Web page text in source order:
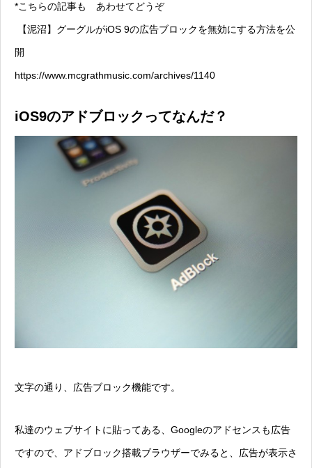
*こちらの記事も あわせてどうぞ
【泥沼】グーグルがiOS 9の広告ブロックを無効にする方法を公
開
https://www.mcgrathmusic.com/archives/1140
iOS9のアドブロックってなんだ？
文字の通り、広告ブロック機能です。
私達のウェブサイトに貼ってある、Googleのアドセンスも広告
ですので、アドブロック搭載ブラウザーでみると、広告が表示さ